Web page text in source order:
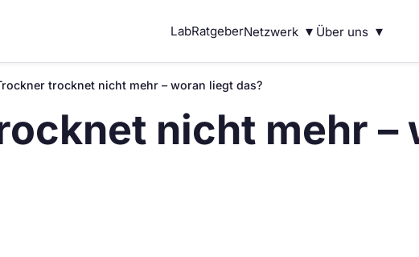
LabRatgeberNetzwerk ▾ Über uns ▾
trocknet nicht mehr – woran liegt das?
nicht mehr –